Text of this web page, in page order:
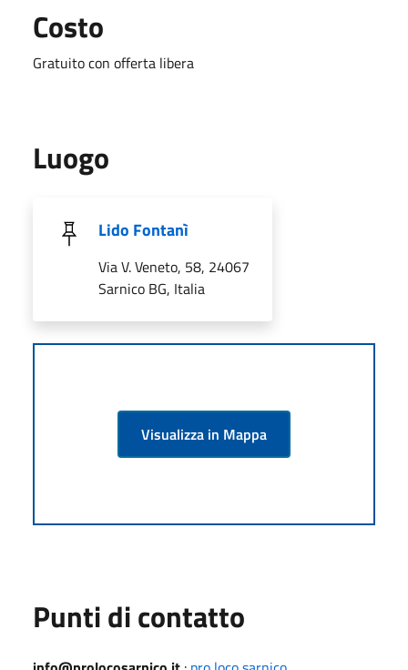
Costo
Gratuito con offerta libera
Luogo
Lido Fontanì
Via V. Veneto, 58, 24067
Sarnico BG, Italia
Visualizza in Mappa
Punti di contatto